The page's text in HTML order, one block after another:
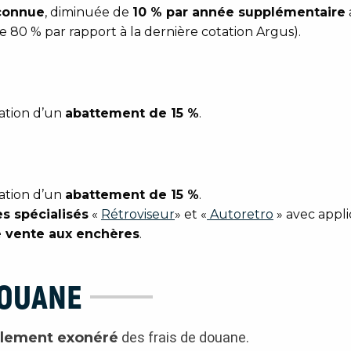
, diminuée de 10 % par année supplémentaire
% par rapport à la dernière cotation Argus).
d’un abattement de 15 %.
d’un abattement de 15 %.
spécialisés « Rétroviseur» et « Autoretro » avec
vente aux enchères.
exonéré des frais de douane.